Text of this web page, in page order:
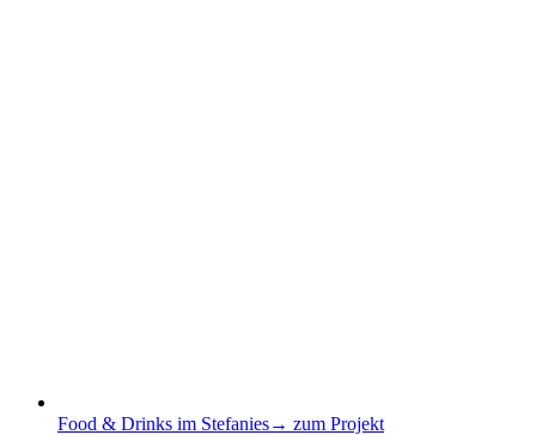
Food & Drinks im Stefanies→ zum Projekt